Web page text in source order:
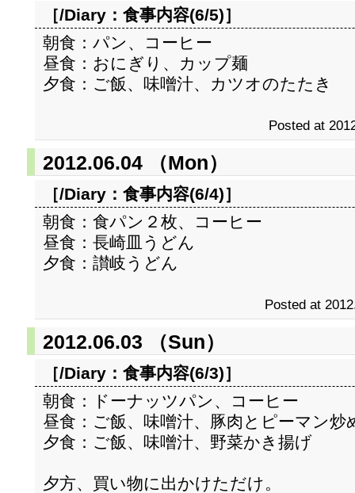
［/Diary： 食事内容(6/5)］
朝食：パン、コーヒー
昼食：おにぎり、カップ麺
夕食：ご飯、味噌汁、カツオのたたき
Posted at
2012.06.04 （Mon）
［/Diary： 食事内容(6/4)］
朝食：食パン２枚、コーヒー
昼食：長崎皿うどん
夕食：讃岐うどん
Posted at
2012.06.03 （Sun）
［/Diary： 食事内容(6/3)］
朝食：ドーナッツパン、コーヒー
昼食：ご飯、味噌汁、豚肉とピーマン炒
夕食：ご飯、味噌汁、野菜かき揚げ
夕方、買い物に出かけただけ。